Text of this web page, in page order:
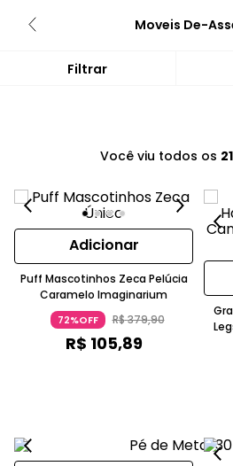
Moveis De-
Você viu todos os 21
Adicionar
Puff Mascotinhos Zeca Pelúcia
Caramelo Imaginarium
72%OFF R$379,90
R$ 105,89